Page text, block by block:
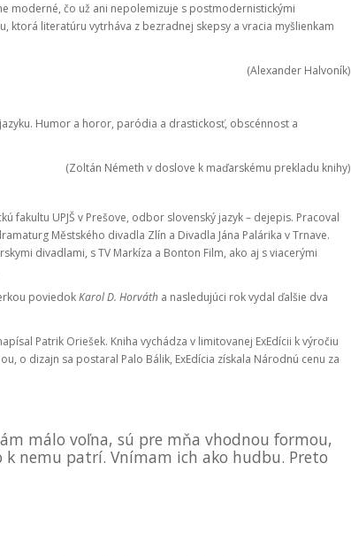
moderné, čo už ani nepolemizuje s postmodernistickými
literatúru vytrháva z bezradnej skepsy a vracia myšlienkam
(Alexander Halvoník)
Humor a horor, paródia a drastickosť, obscénnost a
(Zoltán Németh v doslove k maďarskému prekladu knihy)
fakultu UPJŠ v Prešove, odbor slovenský jazyk – dejepis. Pracoval
Městského divadla Zlín a Divadla Jána Palárika v Trnave.
divadlami, s TV Markíza a Bonton Film, ako aj s viacerými
poviedokKarol D. Horváth a nasledujúci rok vydal ďalšie dva
Patrik Oriešek. Kniha vychádza v limitovanej ExEdícii k výročiu
o dizajn sa postaral Palo Bálik, ExEdícia získala Národnú cenu za
málo voľna, sú pre mňa vhodnou formou,
nemu patrí. Vnímam ich ako hudbu. Preto